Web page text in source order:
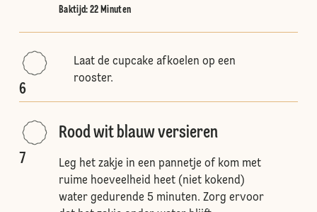
Baktijd: 22 Minuten
6
Laat de cupcake afkoelen op een
rooster.
7
Rood wit blauw versieren
Leg het zakje in een pannetje of kom met
ruime hoeveelheid heet (niet kokend)
water gedurende 5 minuten. Zorg ervoor